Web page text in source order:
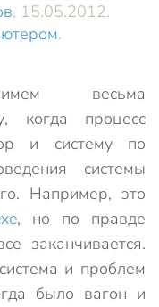
, 15.05.2012.
.
весьма
когда процесс
и систему по
системы
Например, это
, но по правде
заканчивается.
и проблем
было вагон и